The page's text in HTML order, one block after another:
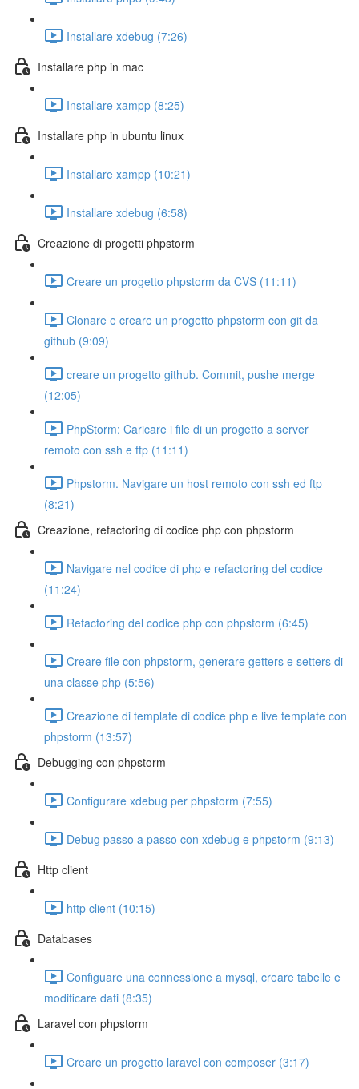
Installare xdebug (7:26)
Installare php in mac
Installare xampp (8:25)
Installare php in ubuntu linux
Installare xampp (10:21)
Installare xdebug (6:58)
Creazione di progetti phpstorm
Creare un progetto phpstorm da CVS (11:11)
Clonare e creare un progetto phpstorm con git da
github (9:09)
creare un progetto github. Commit, pushe merge
(12:05)
PhpStorm: Caricare i file di un progetto a server
remoto con ssh e ftp (11:11)
Phpstorm. Navigare un host remoto con ssh ed ftp
(8:21)
Creazione, refactoring di codice php con phpstorm
Navigare nel codice di php e refactoring del codice
(11:24)
Refactoring del codice php con phpstorm (6:45)
Creare file con phpstorm, generare getters e setters di
una classe php (5:56)
Creazione di template di codice php e live template con
phpstorm (13:57)
Debugging con phpstorm
Configurare xdebug per phpstorm (7:55)
Debug passo a passo con xdebug e phpstorm (9:13)
Http client
http client (10:15)
Databases
Configuare una connessione a mysql, creare tabelle e
modificare dati (8:35)
Laravel con phpstorm
Creare un progetto laravel con composer (3:17)